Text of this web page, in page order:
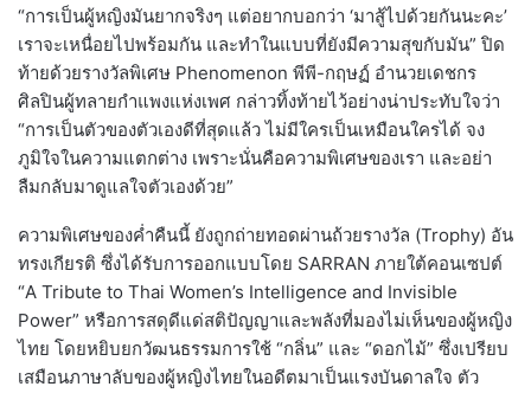
“การเป็นผู้หญิงมันยากจริงๆ แต่อยากบอกว่า ‘มาสู้ไปด้วยกันนะคะ’
เราจะเหนื่อยไปพร้อมกัน และทำในแบบที่ยังมีความสุขกับมัน” ปิด
ท้ายด้วยรางวัลพิเศษ Phenomenon พีพี-กฤษฏ์ อำนวยเดชกร
ศิลปินผู้ทลายกำแพงแห่งเพศ กล่าวทิ้งท้ายไว้อย่างน่าประทับใจว่า
“การเป็นตัวของตัวเองดีที่สุดแล้ว ไม่มีใครเป็นเหมือนใครได้ จง
ภูมิใจในความแตกต่าง เพราะนั่นคือความพิเศษของเรา และอย่า
ลืมกลับมาดูแลใจตัวเองด้วย”
ความพิเศษของค่ำคืนนี้ ยังถูกถ่ายทอดผ่านถ้วยรางวัล (Trophy) อัน
ทรงเกียรติ ซึ่งได้รับการออกแบบโดย SARRAN ภายใต้คอนเซปต์
“A Tribute to Thai Women’s Intelligence and Invisible
Power” หรือการสดุดีแด่สติปัญญาและพลังที่มองไม่เห็นของผู้หญิง
ไทย โดยหยิบยกวัฒนธรรมการใช้ “กลิ่น” และ “ดอกไม้” ซึ่งเปรียบ
เสมือนภาษาลับของผู้หญิงไทยในอดีตมาเป็นแรงบันดาลใจ ตัว